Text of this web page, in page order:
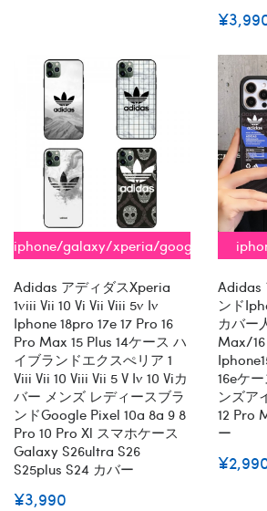
iphone/galaxy/xperia/google/aquos
Adidas アディダスxperia
1viii Vii 10 Vi Vii Viii 5v Iv
Iphone 18pro 17e 17 Pro 16
Pro Max 15 Plus 14ケース ハ
イブランドエクスぺリア 1
Viii Vii 10 Viii Vii 5 V Iv 10 Viカ
バー メンズ レディースブラ
ンドgoogle Pixel 10a 8a 9 8
Pro 10 Pro Xl スマホケース
Galaxy S26ultra S26
S25plus S24 カバー
¥3,990
Adidas
ンド
カバー
Max/16
16eケ
ンズア
12 Pro
ー